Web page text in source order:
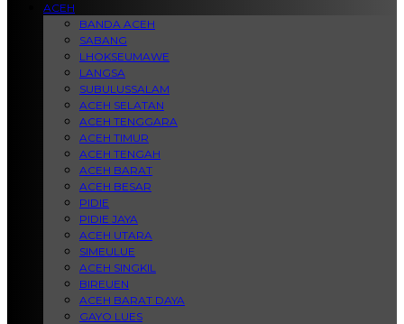
ACEH
BANDA ACEH
SABANG
LHOKSEUMAWE
LANGSA
SUBULUSSALAM
ACEH SELATAN
ACEH TENGGARA
ACEH TIMUR
ACEH TENGAH
ACEH BARAT
ACEH BESAR
PIDIE
PIDIE JAYA
ACEH UTARA
SIMEULUE
ACEH SINGKIL
BIREUEN
ACEH BARAT DAYA
GAYO LUES